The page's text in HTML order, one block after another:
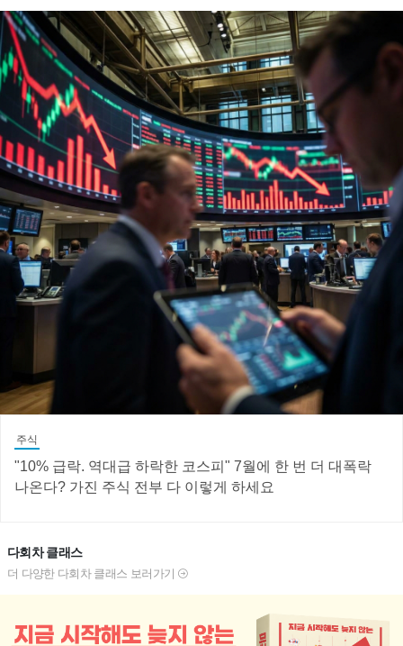
주식
"10% 급락. 역대급 하락한 코스피" 7월에 한 번 더 대폭락
나온다? 가진 주식 전부 다 이렇게 하세요
다회차 클래스
더 다양한 다회차 클래스 보러가기